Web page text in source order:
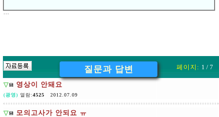
...
질문과 답변 페이지: 1 / 7
▽💾 영상이 안돼요
(광영) 열람:4525 2012.07.09
▽💾 모의고사가 안되요 ㅠ